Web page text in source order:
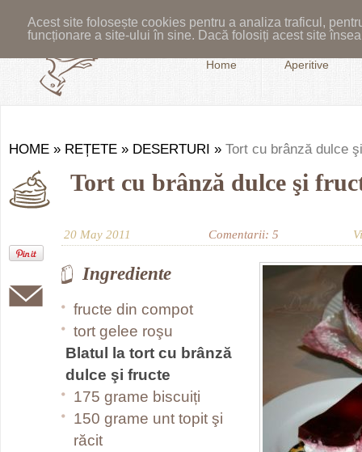
Acest site folosește cookies pentru a analiza traficul,
funcționare a site-ului în sine. Dacă folosiți acest site
Home Aperitive
HOME » REȚETE » DESERTURI » Tort cu brânză dulce
Tort cu brânză dulce şi
20 May 2011 Comentarii: 5
Ingrediente
fructe din compot
tort gelee roşu
Blatul la tort cu brânză
dulce şi fructe
175 grame biscuiți
150 grame unt topit şi
răcit